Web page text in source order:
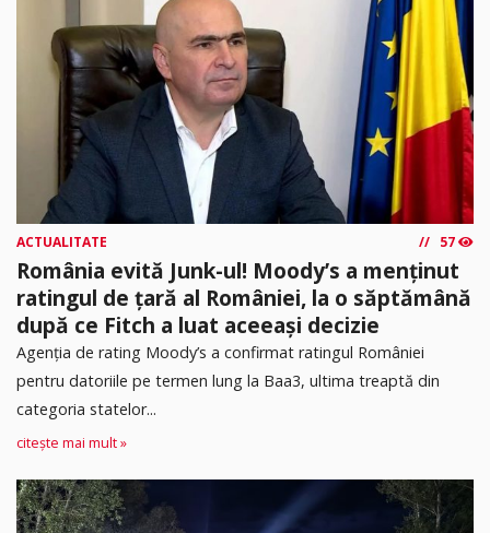
ACTUALITATE 57
România evită Junk-ul! Moody’s a menținut
ratingul de țară al României, la o săptămână
după ce Fitch a luat aceeași decizie
Agenția de rating Moody’s a confirmat ratingul României
pentru datoriile pe termen lung la Baa3, ultima treaptă din
categoria statelor...
citește mai mult »